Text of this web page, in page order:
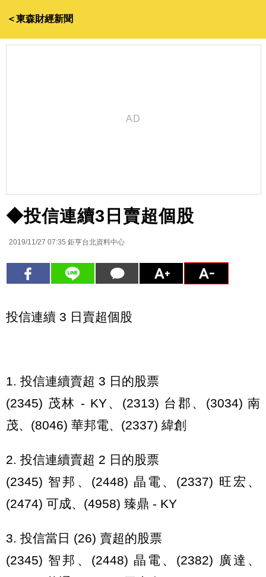
＜東森財經新聞
◆投信連續3日賣超個股
2019/11/27 07:35 鉅亨台北資料中心
投信連續 3 日賣超個股
1. 投信連續賣超 3 日的股票
(2345) 茂林 - KY、(2313) 台郡、(3034) 南
茂、(8046) 華邦電、(2337) 緯創
2. 投信連續賣超 2 日的股票
(2345) 智邦、(2448) 晶電、(2337) 旺宏、
(2474) 可成、(4958) 臻鼎 - KY
3. 投信當日 (26) 賣超的股票
(2345) 智邦、(2448) 晶電、(2382) 廣達、